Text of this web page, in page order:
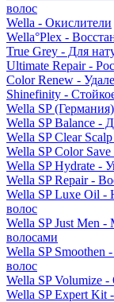
волос
Wella - Окислители
Wella°Plex -
True Grey - Для
Ultimate Repair -
Color Renew -
Shinefinity -
Wella SP (Германия)
Wella SP Balance -
Wella SP Clear
Wella SP Color
Wella SP Hydrate -
Wella SP Repair -
Wella SP Luxe Oil -
волос
Wella SP Just Men -
волосами
Wella SP Smoothen
волос
Wella SP Volumize
Wella SP Expert Kit